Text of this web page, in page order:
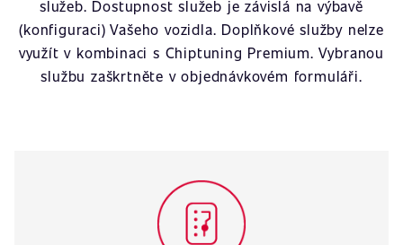
služeb. Dostupnost služeb je závislá na výbavě
(konfiguraci) Vašeho vozidla. Doplňkové služby nelze
využít v kombinaci s Chiptuning Premium. Vybranou
službu zaškrtněte v objednávkovém formuláři.